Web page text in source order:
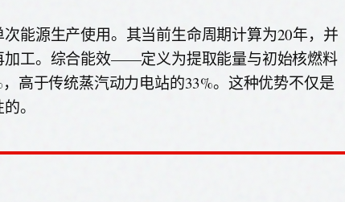
能源生产使用。其当前生命周期计算为20年，并
加工。综合能效——定义为提取能量与初始核燃料
高于传统蒸汽动力电站的33%。这种优势不仅是
。